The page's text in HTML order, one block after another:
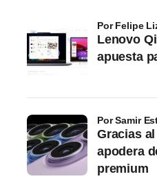
Lenovo
apuesta
por Felipe
Gracias
apodera
premium
por Samir